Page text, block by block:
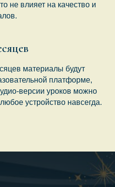
не влияет на качество и
материалы будут
платформе,
версии уроков можно
устройство навсегда.